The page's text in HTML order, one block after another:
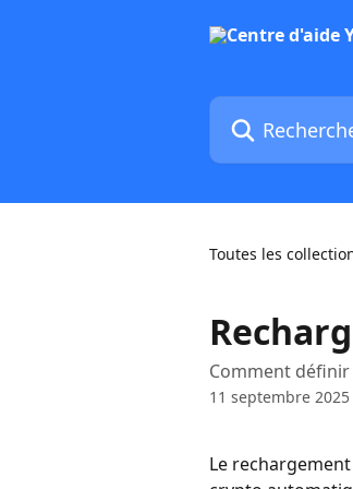
Rechercher un
Toutes les
Comment
11 septembre 2025
Le